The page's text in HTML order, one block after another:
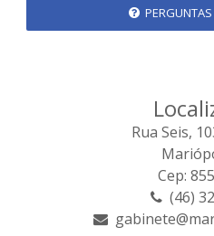
PERGUNTAS
Rua Seis,
Cep:
(46)